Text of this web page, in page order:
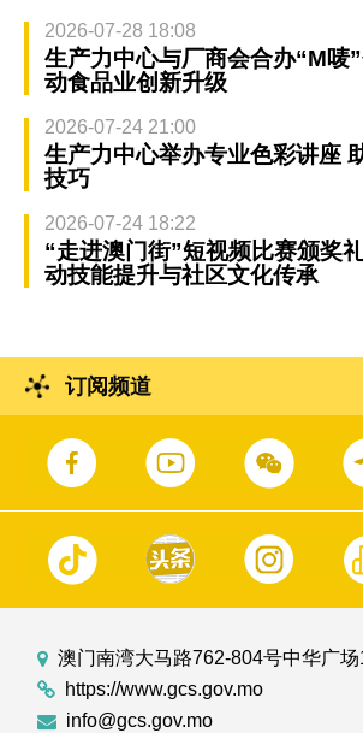
2026-07-28 18:08
生产力中心与厂商会合办“M唛
动食品业创新升级
2026-07-24 21:00
生产力中心举办专业色彩讲座
技巧
2026-07-24 18:22
“走进澳门街”短视频比赛颁奖
动技能提升与社区文化传承
订阅频道
澳门南湾大马路762-804号中华广场
https://www.gcs.gov.mo
info@gcs.gov.mo